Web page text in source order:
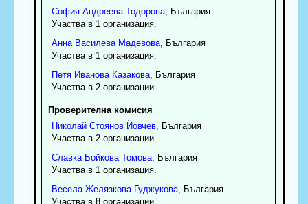
София Андреева Тодорова, България
Участва в 1 организация.
Анна Василева Мадевова, България
Участва в 1 организация.
Петя Иванова Казакова, България
Участва в 2 организации.
Проверителна комисия
Николай Стоянов Йовчев, България
Участва в 2 организации.
Славка Бойкова Томова, България
Участва в 1 организация.
Весела Желязкова Гуджукова, България
Участва в 8 организации.